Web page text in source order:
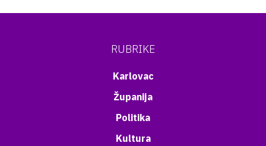
RUBRIKE
Karlovac
Županija
Politika
Kultura